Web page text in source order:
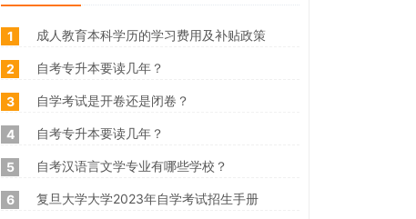
1 成人教育本科学历的学习费用及补贴政策
2 自考专升本要读几年？
3 自学考试是开卷还是闭卷？
4 自考专升本要读几年？
5 自考汉语言文学专业有哪些学校？
6 复旦大学大学2023年自学考试招生手册